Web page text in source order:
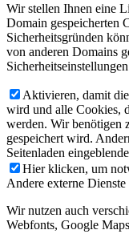
Wir stellen Ihnen eine
Domain gespeicherten
Sicherheitsgründen
von anderen Domains
Aktivieren, damit
wird und alle Cookies,
werden. Wir benötigen
gespeichert wird.
Seitenladen
Hier klicken, um
Andere externe Dienste
Wir nutzen auch
Webfonts, Google